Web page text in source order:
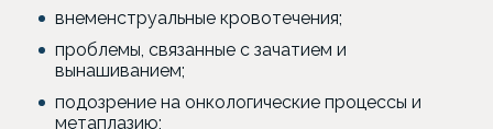
внеменструальные кровотечения;
проблемы, связанные с зачатием и
вынашиванием;
подозрение на онкологические процессы и
метаплазию;